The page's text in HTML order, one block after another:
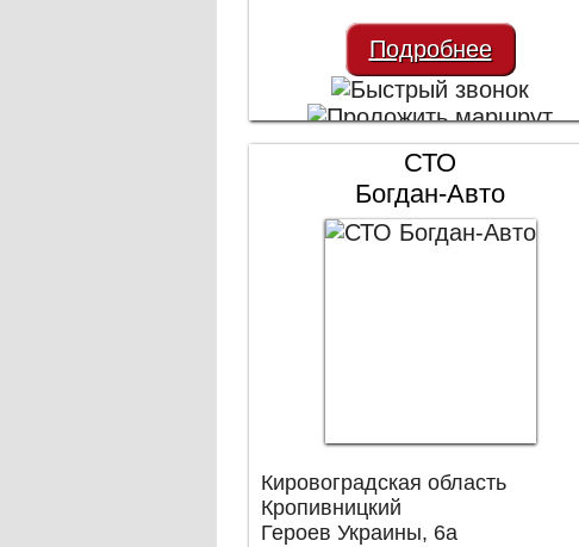
Подробнее
СТО
Богдан-Авто
Кировоградская область
Кропивницкий
Героев Украины, 6а